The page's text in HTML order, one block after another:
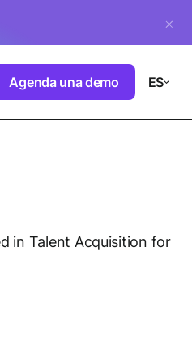
Agenda una demo ES
in Talent Acquisition for